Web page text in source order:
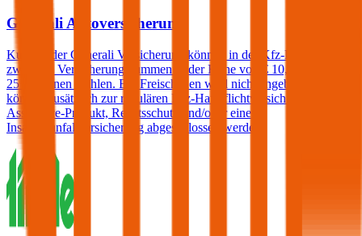
Generali Autoversicherung
Kunden der Generali Versicherung können in der Kfz-Haftpflicht
zwischen Versicherungssummen in der Höhe von € 10, 15, 20 und
25 Millionen wählen. Ein Freischaden wird nicht angeboten, jedoch
können zusätzlich zur regulären Kfz-Haftpflichtversicherung ein
Assistance-Produkt, Rechtsschutz und/oder eine
Insassenunfallversicherung abgeschlossen werden.